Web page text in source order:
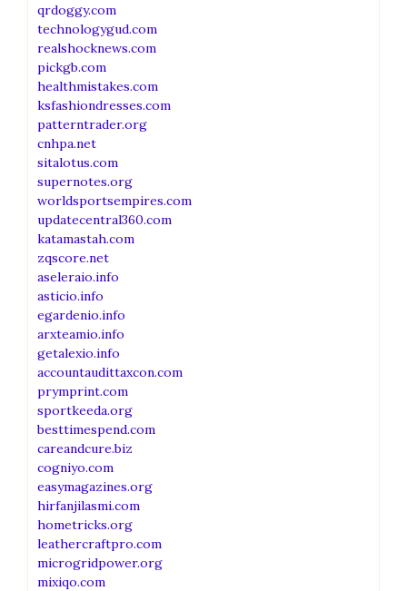
qrdoggy.com
technologygud.com
realshocknews.com
pickgb.com
healthmistakes.com
ksfashiondresses.com
patterntrader.org
cnhpa.net
sitalotus.com
supernotes.org
worldsportsempires.com
updatecentral360.com
katamastah.com
zqscore.net
aseleraio.info
asticio.info
egardenio.info
arxteamio.info
getalexio.info
accountaudittaxcon.com
prymprint.com
sportkeeda.org
besttimespend.com
careandcure.biz
cogniyo.com
easymagazines.org
hirfanjilasmi.com
hometricks.org
leathercraftpro.com
microgridpower.org
mixiqo.com